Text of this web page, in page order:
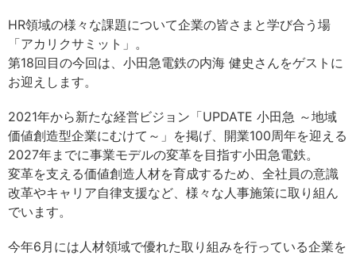
HR領域の様々な課題について企業の皆さまと学び合う場
「アカリクサミット」。
第18回目の今回は、小田急電鉄の内海 健史さんをゲストに
お迎えします。
2021年から新たな経営ビジョン「UPDATE 小田急 ～地域
価値創造型企業にむけて～」を掲げ、開業100周年を迎える
2027年までに事業モデルの変革を目指す小田急電鉄。
変革を支える価値創造人材を育成するため、全社員の意識
改革やキャリア自律支援など、様々な人事施策に取り組ん
でいます。
今年6月には人材領域で優れた取り組みを行っている企業を